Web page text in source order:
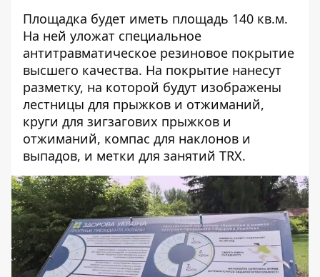
Площадка будет иметь площадь 140 кв.м.
На ней уложат специальное
антитравматическое резиновое покрытие
высшего качества. На покрытие нанесут
разметку, на которой будут изображены
лестницы для прыжков и отжиманий,
круги для зигзагових прыжков и
отжиманий, компас для наклонов и
выпадов, и метки для занятий TRX.